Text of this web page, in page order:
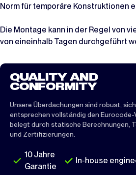
Norm für temporäre Konstruktionen
Die Montage kann in der Regel von
von eineinhalb Tagen durchgeführt
QUALITY AND
CONFORMITY
Unsere Überdachungen sind robust,
entsprechen vollständig den
belegt durch statische Berechnungen,
und Zertifizierungen.
10 Jahre
Garantie
In-house